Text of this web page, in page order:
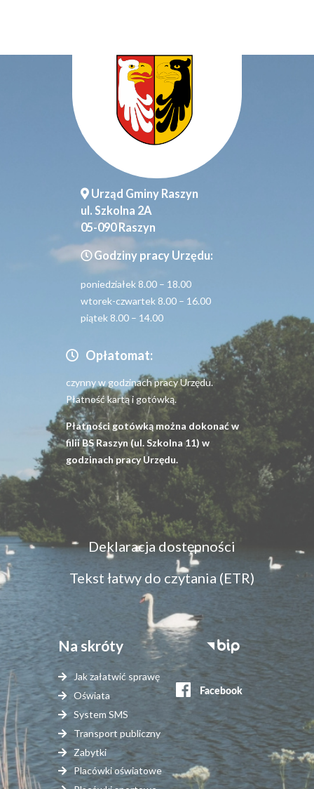
Urząd Gminy Raszyn
ul. Szkolna 2A
05-090 Raszyn
Godziny pracy Urzędu:
poniedziałek 8.00 – 18.00
wtorek-czwartek 8.00 – 16.00
piątek 8.00 – 14.00
Opłatomat:
czynny w godzinach pracy Urzędu.
Płatność kartą i gotówką.
Płatności gotówką można dokonać w
filii BS Raszyn (ul. Szkolna 11) w
godzinach pracy Urzędu.
Menu
dostępność
Deklaracja dostępności
Tekst łatwy do czytania (ETR)
Na skróty
Jak załatwić sprawę
Oświata
System SMS
Transport publiczny
Zabytki
Placówki oświatowe
Stopka
serwisy
zewnętrzne